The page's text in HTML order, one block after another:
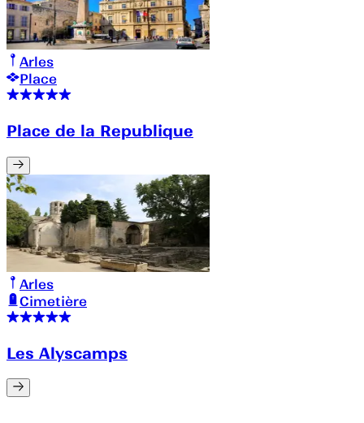
Arles
Place
Place de la Republique
Arles
Cimetière
Les Alyscamps